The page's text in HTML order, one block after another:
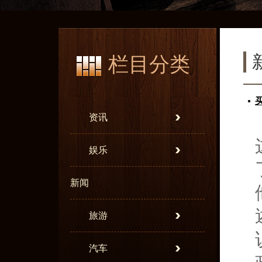
栏目分类
资讯
娱乐
新闻
旅游
汽车